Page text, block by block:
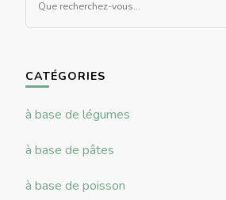
CATÉGORIES
à base de légumes
à base de pâtes
à base de poisson